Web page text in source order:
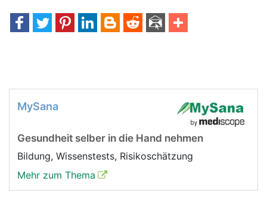
MySana
Gesundheit selber in die Hand nehmen
Bildung, Wissenstests, Risikoschätzung
Mehr zum Thema